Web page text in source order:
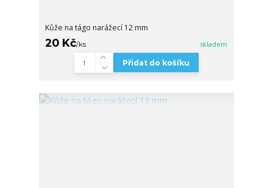
Kůže na tágo narážecí 12 mm
20 Kč/ks skladem
Přidat do košíku